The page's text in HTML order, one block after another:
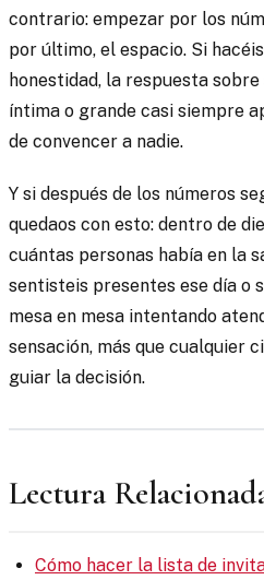
contrario: empezar por los
por último, el espacio. Si
honestidad, la respuesta
íntima o grande casi siempre
de convencer a nadie.
Y si después de los números
quedaos con esto: dentro de
cuántas personas había en la
sentisteis presentes ese día o
mesa en mesa intentando
sensación, más que cualquier
guiar la decisión.
Lectura
Cómo hacer la lista de